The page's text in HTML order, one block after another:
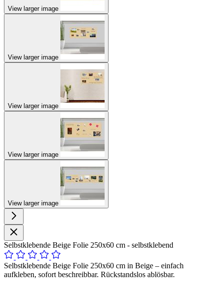
View larger image
View larger image
View larger image
View larger image
View larger image
Selbstklebende Beige Folie 250x60 cm - selbstklebend
Selbstklebende Beige Folie 250x60 cm in Beige – einfach
aufkleben, sofort beschreibbar. Rückstandslos ablösbar.